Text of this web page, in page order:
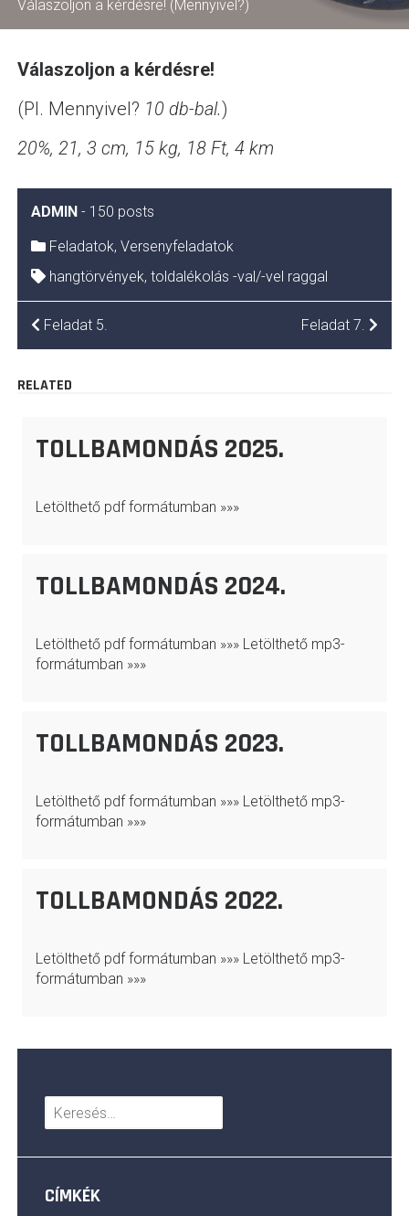
Válaszoljon a kérdésre! (Mennyivel?)
Válaszoljon a kérdésre!
(Pl. Mennyivel? 10 db-bal.)
20%, 21, 3 cm, 15 kg, 18 Ft, 4 km
ADMIN- 150 posts
Feladatok, Versenyfeladatok
hangtörvények, toldalékolás -val/-vel raggal
BEJEGYZÉS
Feladat 5. Feladat 7.
RELATED
TOLLBAMONDÁS 2025.
Letölthető pdf formátumban »»»
TOLLBAMONDÁS 2024.
Letölthető pdf formátumban »»» Letölthető mp3-
formátumban »»»
TOLLBAMONDÁS 2023.
Letölthető pdf formátumban »»» Letölthető mp3-
formátumban »»»
TOLLBAMONDÁS 2022.
Letölthető pdf formátumban »»» Letölthető mp3-
formátumban »»»
Keresés:
CÍMKÉK